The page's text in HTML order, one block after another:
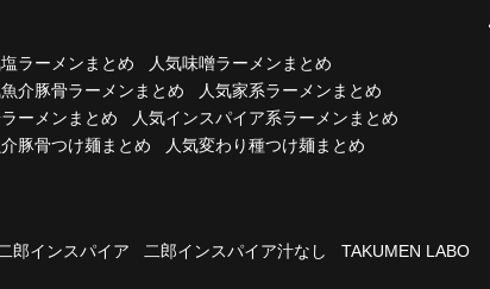
塩ラーメンまとめ
人気味噌ラーメンまとめ
魚介豚骨ラーメンまとめ
人気家系ラーメンまとめ
ーメンまとめ
人気インスパイア系ラーメンまとめ
豚骨つけ麺まとめ 人気変わり種つけ麺まとめ
二郎インスパイア 二郎インスパイア汁なし
TAKUMEN LABO